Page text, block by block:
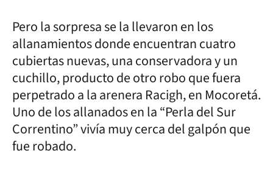
Pero la sorpresa se la llevaron en los
allanamientos donde encuentran cuatro
cubiertas nuevas, una conservadora y un
cuchillo, producto de otro robo que fuera
perpetrado a la arenera Racigh, en Mocoretá.
Uno de los allanados en la “Perla del Sur
Correntino” vivía muy cerca del galpón que
fue robado.